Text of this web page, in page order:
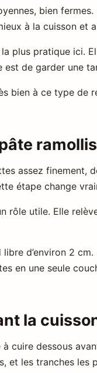
bien
à la cuisson et
plus pratique ici.
est de garder une
bien à ce type de
assez finement,
étape change
rôle utile. Elle
d’environ 2
en une seule
la
cuire dessous
et les tranches